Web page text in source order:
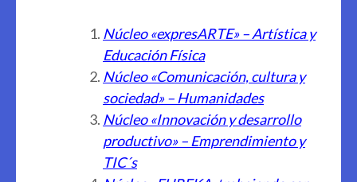
Núcleo «expresARTE» – Artística y
Educación Física
Núcleo «Comunicación, cultura y
sociedad» – Humanidades
Núcleo «Innovación y desarrollo
productivo» – Emprendimiento y
TIC´s